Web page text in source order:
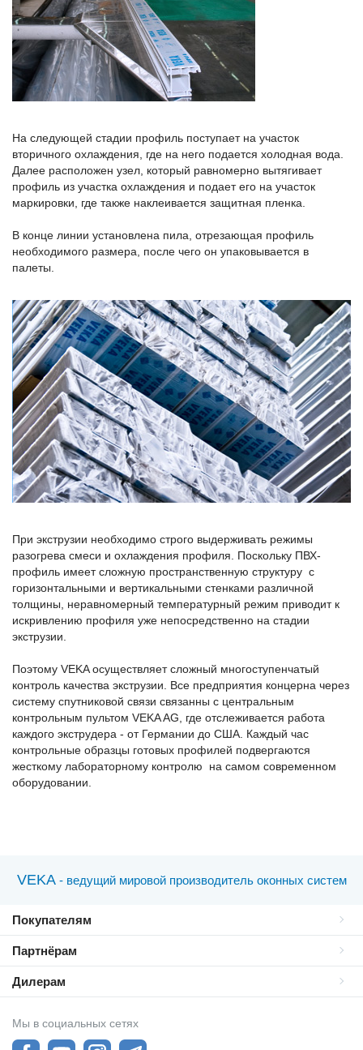
На следующей стадии профиль поступает на участок
вторичного охлаждения, где на него подается холодная вода.
Далее расположен узел, который равномерно вытягивает
профиль из участка охлаждения и подает его на участок
маркировки, где также наклеивается защитная пленка.
В конце линии установлена пила, отрезающая профиль
необходимого размера, после чего он упаковывается в
палеты.
При экструзии необходимо строго выдерживать режимы
разогрева смеси и охлаждения профиля. Поскольку ПВХ-
профиль имеет сложную пространственную структуру с
горизонтальными и вертикальными стенками различной
толщины, неравномерный температурный режим приводит к
искривлению профиля уже непосредственно на стадии
экструзии.
Поэтому VEKA осуществляет сложный многоступенчатый
контроль качества экструзии. Все предприятия концерна через
систему спутниковой связи связанны с центральным
контрольным пультом VEKA AG, где отслеживается работа
каждого экструдера - от Германии до США. Каждый час
контрольные образцы готовых профилей подвергаются
жесткому лабораторному контролю на самом современном
оборудовании.
VEKA - ведущий мировой производитель оконных систем
Покупателям
Партнёрам
Дилерам
Мы в социальных сетях